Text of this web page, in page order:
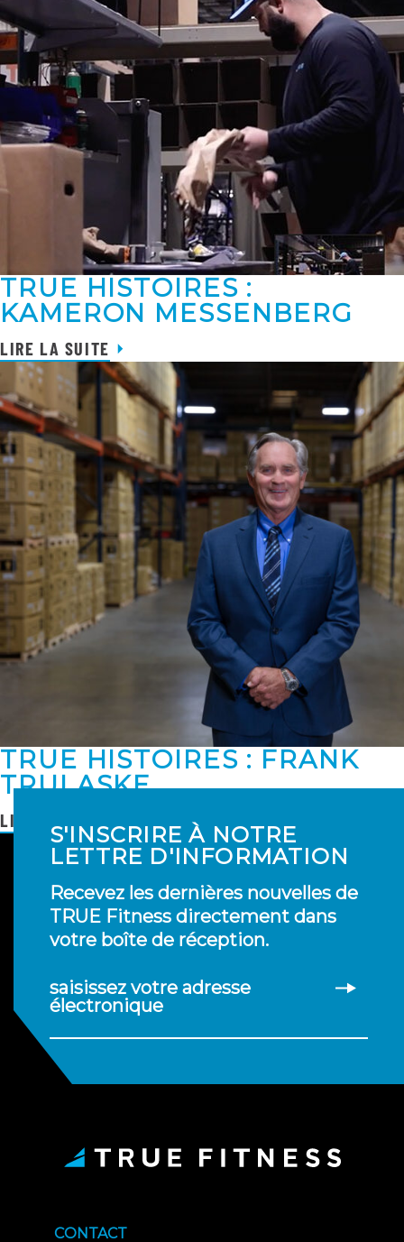
TRUE HISTOIRES :
KAMERON MESSENBERG
LIRE LA SUITE
TRUE HISTOIRES : FRANK
TRULASKE
LIRE LA SUITE
S'INSCRIRE À NOTRE
LETTRE D'INFORMATION
Recevez les dernières nouvelles de
TRUE Fitness directement dans
votre boîte de réception.
saisissez votre adresse
électronique
CONTACT